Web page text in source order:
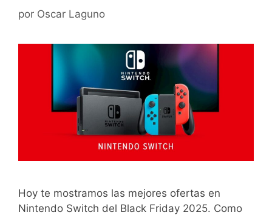
por Oscar Laguno
Hoy te mostramos las mejores ofertas en
Nintendo Switch del Black Friday 2025. Como